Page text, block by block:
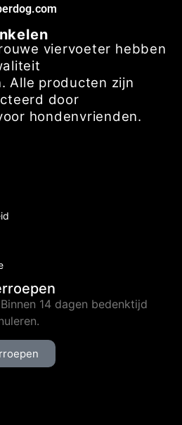
viervoeter hebben
Alle producten zijn
door
hondenvrienden.
14 dagen bedenktijd